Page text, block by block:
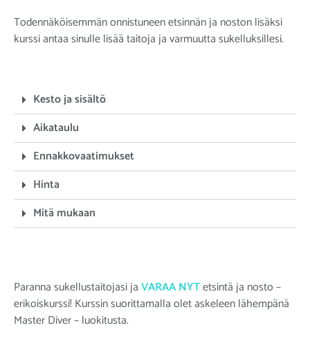
Todennäköisemmän onnistuneen etsinnän ja noston lisäksi
kurssi antaa sinulle lisää taitoja ja varmuutta sukelluksillesi.
Kesto ja sisältö
Aikataulu
Ennakkovaatimukset
Hinta
Mitä mukaan
Paranna sukellustaitojasi jaVARAA NYTetsintä ja nosto –
erikoiskurssi! Kurssin suorittamalla olet askeleen lähempänä
Master Diver – luokitusta.